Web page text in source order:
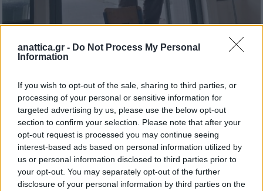
anattica.gr - Do Not Process My Personal
Information
If you wish to opt-out of the sale, sharing to third parties, or
processing of your personal or sensitive information for
targeted advertising by us, please use the below opt-out
section to confirm your selection. Please note that after your
opt-out request is processed you may continue seeing
interest-based ads based on personal information utilized by
us or personal information disclosed to third parties prior to
your opt-out. You may separately opt-out of the further
disclosure of your personal information by third parties on the